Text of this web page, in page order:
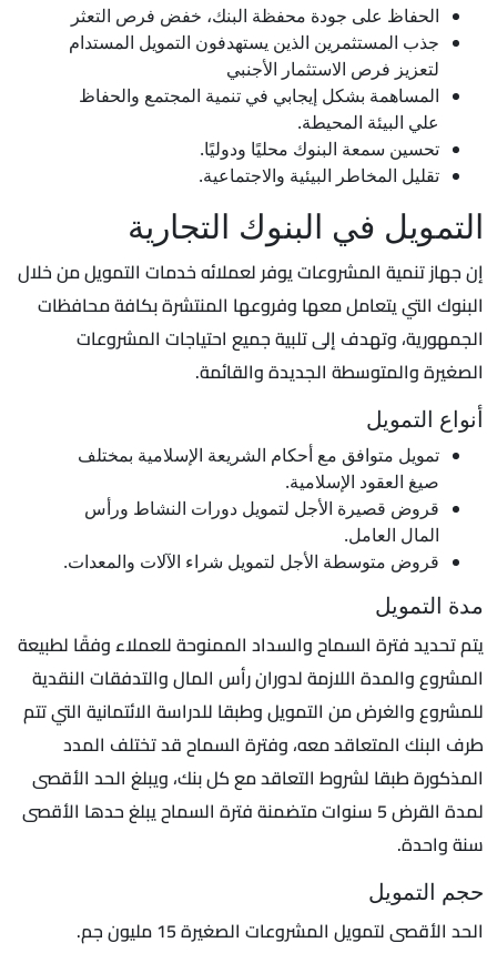
الحفاظ على جودة محفظة البنك، خفض فرص التعثر
جذب المستثمرين الذين يستهدفون التمويل المستدام
لتعزيز فرص الاستثمار الأجنبي
المساهمة بشكل إيجابي في تنمية المجتمع والحفاظ
علي البيئة المحيطة.
تحسين سمعة البنوك محليًا ودوليًا.
تقليل المخاطر البيئية والاجتماعية.
التمويل في البنوك التجارية
إن جهاز تنمية المشروعات يوفر لعملائه خدمات التمويل من خلال
البنوك التي يتعامل معها وفروعها المنتشرة بكافة محافظات
الجمهورية، وتهدف إلى تلبية جميع احتياجات المشروعات
الصغيرة والمتوسطة الجديدة والقائمة.
أنواع التمويل
تمويل متوافق مع أحكام الشريعة الإسلامية بمختلف
صيغ العقود الإسلامية.
قروض قصيرة الأجل لتمويل دورات النشاط ورأس
المال العامل.
قروض متوسطة الأجل لتمويل شراء الآلات والمعدات.
مدة التمويل
يتم تحديد فترة السماح والسداد الممنوحة للعملاء وفقًا لطبيعة
المشروع والمدة اللازمة لدوران رأس المال والتدفقات النقدية
للمشروع والغرض من التمويل وطبقا للدراسة الائتمانية التي تتم
طرف البنك المتعاقد معه، وفترة السماح قد تختلف المدد
المذكورة طبقا لشروط التعاقد مع كل بنك، ويبلغ الحد الأقصى
لمدة القرض 5 سنوات متضمنة فترة السماح يبلغ حدها الأقصى
سنة واحدة.
حجم التمويل
الحد الأقصى لتمويل المشروعات الصغيرة 15 مليون جم.